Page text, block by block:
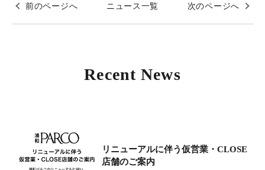
前のページへ ニュース一覧 次のページへ
Recent News
リニューアルに伴う仮営業・CLOSE
店舗のご案内